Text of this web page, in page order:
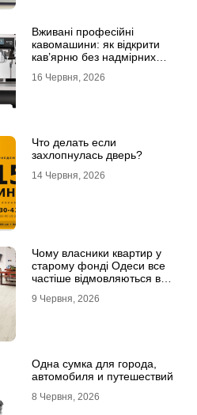
Вживані професійні
кавомашини: як відкрити
кав’ярню без надмірних
16 Червня, 2026
Что делать если
захлопнулась дверь?
14 Червня, 2026
Чому власники квартир у
старому фонді Одеси все
частіше відмовляються від
ламінату
9 Червня, 2026
Одна сумка для города,
автомобиля и путешествий
8 Червня, 2026